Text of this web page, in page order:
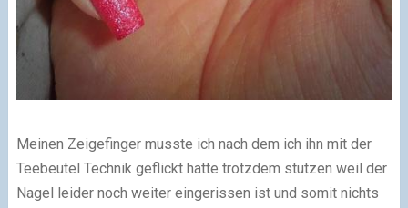
Meinen Zeigefinger musste ich nach dem ich ihn mit der
Teebeutel Technik geflickt hatte trotzdem stutzen weil der
Nagel leider noch weiter eingerissen ist und somit nichts